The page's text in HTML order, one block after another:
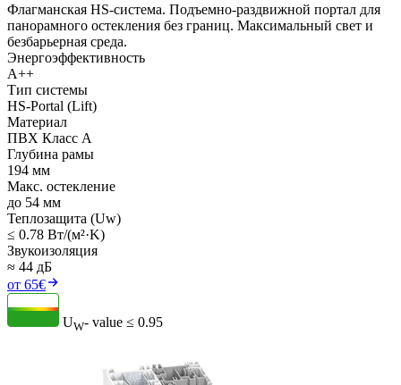
Флагманская HS-система. Подъемно-раздвижной портал для
панорамного остекления без границ. Максимальный свет и
безбарьерная среда.
Энергоэффективность
A++
Тип системы
HS-Portal (Lift)
Материал
ПВХ Класс А
Глубина рамы
194 мм
Макс. остекление
до 54 мм
Теплозащита (Uw)
≤ 0.78 Вт/(м²·K)
Звукоизоляция
≈ 44 дБ
от 65€
UW- value ≤ 0.95